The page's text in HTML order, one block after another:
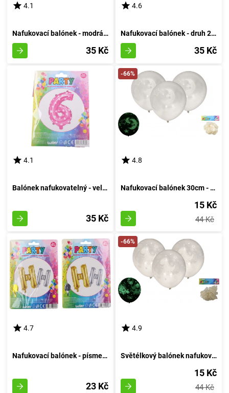
4.1
Nafukovací balónek - modrá velikost 3
35 Kč
4.6
Nafukovací balónek - druh 2 azurový
35 Kč
4.1
Balónek nafukovatelný - velikost 6, růžový
35 Kč
-66%
4.8
Nafukovací balónek 30cm - sada 6 kusů, s luminescencí v temnotě
15 Kč
44 Kč
4.7
Nafukovací balónek - písmeno H - Vzduchový Kruh
23 Kč
-66%
4.9
Světélkový balónek nafukovací 30cm - sestava 6 kousků, svítící za tmy
15 Kč
44 Kč